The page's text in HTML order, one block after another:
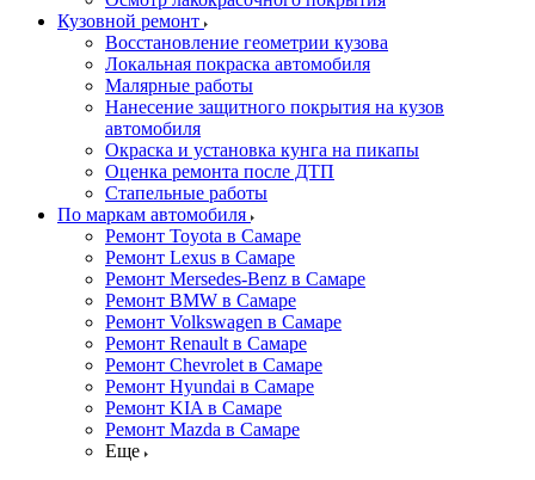
Кузовной ремонт
Восстановление геометрии кузова
Локальная покраска автомобиля
Малярные работы
Нанесение защитного покрытия на кузов
автомобиля
Окраска и установка кунга на пикапы
Оценка ремонта после ДТП
Стапельные работы
По маркам автомобиля
Ремонт Toyota в Самаре
Ремонт Lexus в Самаре
Ремонт Mersedes-Benz в Самаре
Ремонт BMW в Самаре
Ремонт Volkswagen в Самаре
Ремонт Renault в Самаре
Ремонт Chevrolet в Самаре
Ремонт Hyundai в Самаре
Ремонт KIA в Самаре
Ремонт Mazda в Самаре
Еще